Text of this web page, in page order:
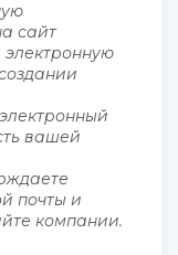
сайт
электронную
вашей
почты и
компании.